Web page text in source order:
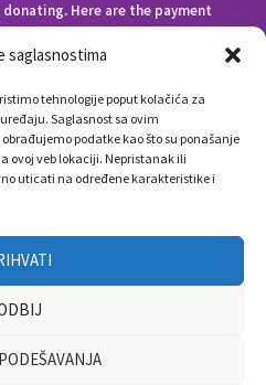
saglasnostima
tehnologije poput kolačića za
Saglasnost sa ovim
podatke kao što su ponašanje
ovoj veb lokaciji. Nepristanak ili
uticati na određene karakteristike i
Here are the payment
d.d. Bosna i Hercegovina,
Bosnia and Herzegovina
i svijet, Envera Šehovića 58,
as “Donation”